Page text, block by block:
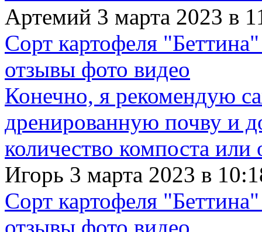
Артемий 3 марта 2023 в
Сорт картофеля
отзывы фото видео
Конечно, я рекомендую
дренированную почву и
количество компоста
Игорь 3 марта 2023 в
Сорт картофеля
отзывы фото видео